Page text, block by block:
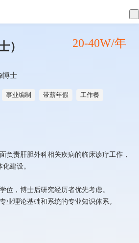
） 20-40W/年
博士
事业编制 带薪年假 工作餐
负责肝胆外科相关疾病的临床诊疗工作，
建设。
位，博士后研究经历者优先考虑。
业理论基础和系统的专业知识体系。